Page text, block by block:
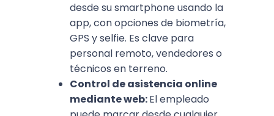
desde su smartphone usando la
app, con opciones de biometría,
GPS y selfie. Es clave para
personal remoto, vendedores o
técnicos en terreno.
Control de asistencia online
mediante web:El empleado